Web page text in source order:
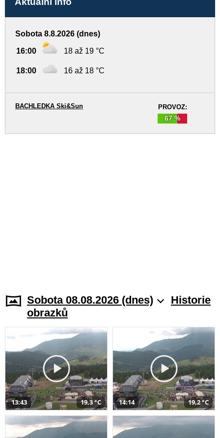
Sobota 8.8.2026 (dnes)
16:00 18 až 19 °C
18:00 16 až 18 °C
PROVOZ:
67 %
BACHLEDKA Ski&Sun
Sobota 08.08.2026 (dnes)
Historie
obrazků
13:43 19,3 °C 14:14 19,2 °C